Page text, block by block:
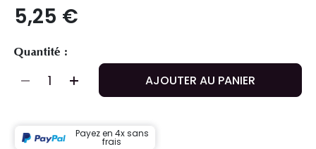
5,25 €
Quantité :
AJOUTER AU PANIER
Payez en 4x sans
frais